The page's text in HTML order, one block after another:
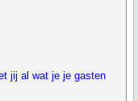
jij al wat je je gasten